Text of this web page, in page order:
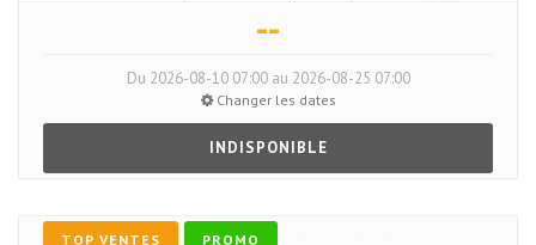
--
Du 2026-08-10 07:00 au 2026-08-25 07:00
Changer les dates
INDISPONIBLE
TOP VENTES PROMO